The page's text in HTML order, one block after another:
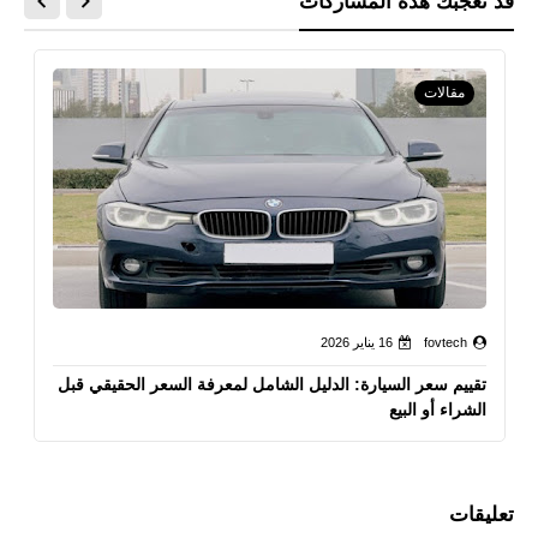
مقالات
fovtech 16 يناير 2026
تقييم سعر السيارة: الدليل الشامل لمعرفة السعر الحقيقي قبل
الشراء أو البيع
تعليقات